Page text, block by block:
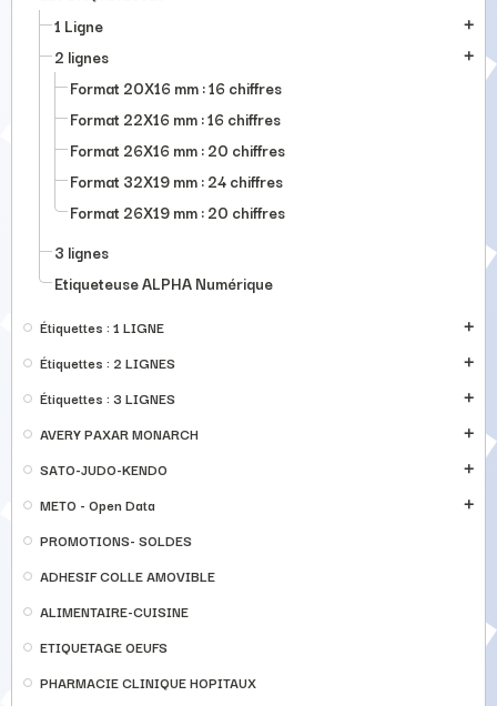
1 Ligne add
2 lignes add
Format 20X16 mm : 16 chiffres
Format 22X16 mm : 16 chiffres
Format 26X16 mm : 20 chiffres
Format 32X19 mm : 24 chiffres
Format 26X19 mm : 20 chiffres
3 lignes
Etiqueteuse ALPHA Numérique
Étiquettes : 1 LIGNE add
Étiquettes : 2 LIGNES add
Étiquettes : 3 LIGNES add
AVERY PAXAR MONARCH add
SATO-JUDO-KENDO add
METO - Open Data add
PROMOTIONS- SOLDES
ADHESIF COLLE AMOVIBLE
ALIMENTAIRE-CUISINE
ETIQUETAGE OEUFS
PHARMACIE CLINIQUE HOPITAUX